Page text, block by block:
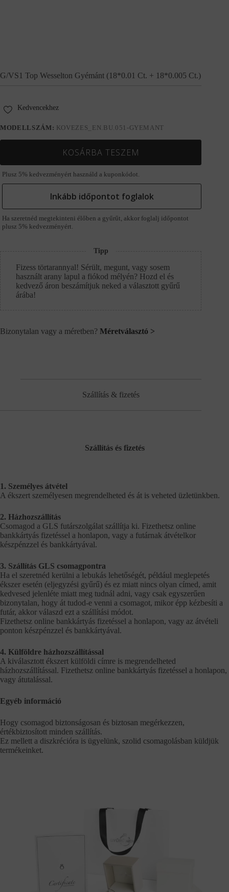
G/VS1 Top Wesselton Gyémánt (18*0.01 Ct. + 18*0.005 Ct.)
MODELLSZÁM: KOVEZES_EN.BU.051-GYEMANT
Kedvencekhez
KOSÁRBA TESZEM
Plusz 5% kedvezményért használd a kuponkódot.
Inkább időpontot foglalok
Ha szeretnéd megtekinteni élőben a gyűrűt, akkor foglalj időpontot
plusz 5% kedvezményért.
Tipp
Fizess törtarannyal! Sérült, megunt, vagy sosem
használt arany lapul a fiókod mélyén? Hozd el és
kedvező áron beszámítjuk neked a választott gyűrű
árába!
Bizonytalan vagy a méretben? Méretválasztó >
Szállítás & fizetés
Szállítás és fizetés
1. Személyes átvétel
A ékszert személyesen megrendelheted és át is veheted üzletünkben.
2. Házhozszállítás
Csomagod a GLS futárszolgálat szállítja ki. Fizethetsz online
bankkártyás fizetéssel a honlapon, vagy a futárnak átvételkor
készpénzzel és bankkártyával.
3. Szállítás GLS csomagpontra
Ha el szeretnéd kerülni a lebukás lehetőségét, például meglepetés
ékszer esetén (eljegyzési gyűrű) és ez miatt nincs olyan címed, amit
kedvesed jelenléte miatt meg tudnál adni, vagy csak egyszerűen
bizonytalan, hogy át tudod-e venni a csomagot, mikor épp kézbesíti a
futár, akkor válaszd ezt a szállítási módot.
Fizethetsz online bankkártyás fizetéssel a honlapon, vagy az átvételi
ponton készpénzzel és bankkártyával.
4. Külföldre házhozszállítással
A kiválasztott ékszert külföldi címre is megrendelheted
házhozszállítással. Fizethetsz online bankkártyás fizetéssel a honlapon,
vagy átutalással.
Egyéb információ
Hogy csomagod biztonságosan és biztosan megérkezzen,
értékbiztosított minden szállítás.
Ez mellett a diszkrécióra is ügyelünk, szolid csomagolásban küldjük
termékeinket.